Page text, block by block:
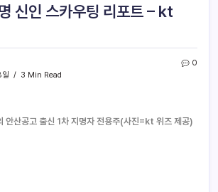
신인 스카우팅 리포트 – kt
3 Min Read
0
안산공고 출신 1차 지명자 전용주(사진=kt 위즈 제공)